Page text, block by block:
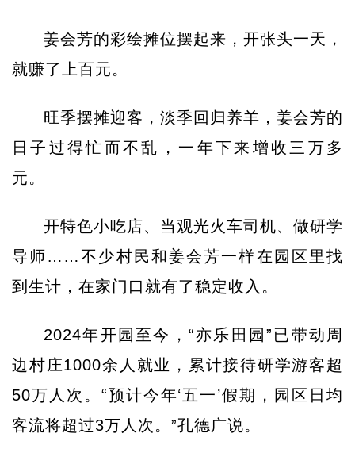
姜会芳的彩绘摊位摆起来，开张头一天，
就赚了上百元。
旺季摆摊迎客，淡季回归养羊，姜会芳的
日子过得忙而不乱，一年下来增收三万多
元。
开特色小吃店、当观光火车司机、做研学
导师……不少村民和姜会芳一样在园区里找
到生计，在家门口就有了稳定收入。
2024年开园至今，“亦乐田园”已带动周
边村庄1000余人就业，累计接待研学游客超
50万人次。“预计今年‘五一’假期，园区日均
客流将超过3万人次。”孔德广说。